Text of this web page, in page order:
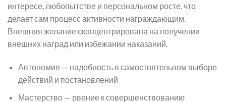
интересе, любопытстве и персональном росте, что
делает сам процесс активности награждающим.
Внешняя желание сконцентрирована на получении
внешних наград или избежании наказаний.
Автономия — надобность в самостоятельном выборе
действий и постановлений
Мастерство — рвение к совершенствованию